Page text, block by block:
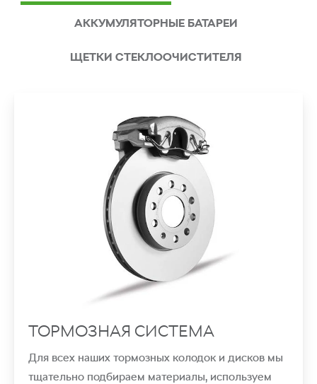
АККУМУЛЯТОРНЫЕ БАТАРЕИ
ЩЕТКИ СТЕКЛООЧИСТИТЕЛЯ
ТОРМОЗНАЯ СИСТЕМА
Для всех наших тормозных колодок и дисков мы
тщательно подбираем материалы, используем